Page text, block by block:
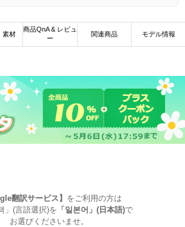
素材
商品QnA & レビュ
ー
関連商品 モデル情報
翻訳サービス】 をご利用の方は
」(言語選択)を 「일본어」(日本語)で
お選びくださいませ。